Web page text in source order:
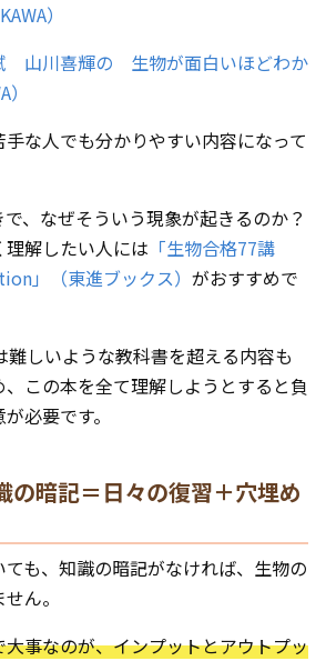
）
山川喜輝の 生物が面白いほどわか
な人でも分かりやすい内容になって
、なぜそういう現象が起きるのか？
解したい人には 「生物合格77講
」（東進ブックス） がおすすめで
難しいような教科書を超える内容も
この本を全て理解しようとすると負
必要です。
暗記＝日々の復習＋穴埋め
も、知識の暗記がなければ、生物の
ん。
事なのが、インプットとアウトプッ